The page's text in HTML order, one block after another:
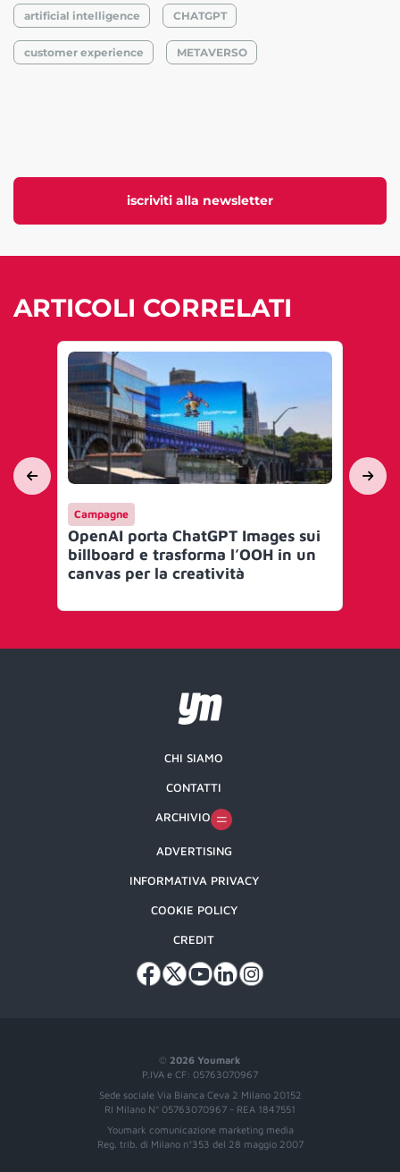
iscriviti alla newsletter
artificial intelligence CHATGPT
customer experience METAVERSO
ARTICOLI CORRELATI
Campagne
OpenAI porta ChatGPT Images sui
billboard e trasforma l’OOH in un
canvas per la creatività
© 2026 Youmark
P.IVA e CF: 05763070967
Sede sociale Via Bianca Ceva 2 Milano 20152
RI Milano N° 05763070967 - REA 1847551
Youmark comunicazione marketing media
Reg. trib. di Milano n°353 del 28 maggio 2007
CHI SIAMO
CONTATTI
ARCHIVIO
ADVERTISING
INFORMATIVA PRIVACY
COOKIE POLICY
CREDIT